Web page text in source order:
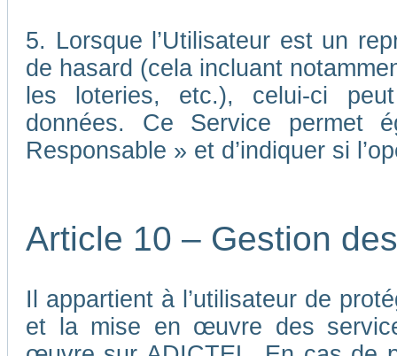
5. Lorsque l’Utilisateur est un
de hasard (cela incluant
les loteries, etc.), celui-ci
données. Ce Service permet
Responsable » et d’indiquer si
Article 10 – Gestion
Il appartient à l’utilisateur de
et la mise en œuvre des